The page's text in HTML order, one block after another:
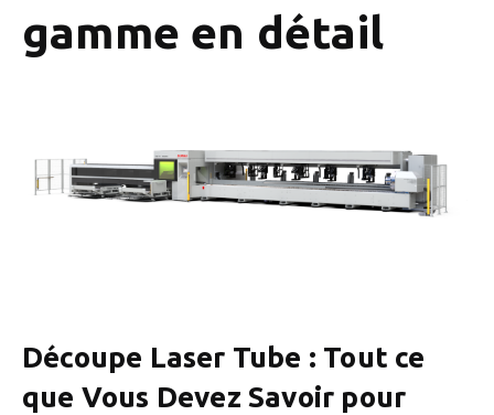
gamme en détail
Découpe Laser Tube : Tout ce
que Vous Devez Savoir pour